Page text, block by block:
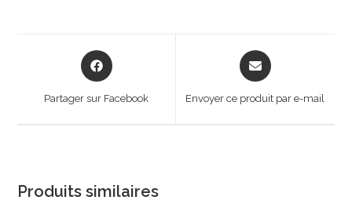
Opens
in
Partager sur Facebook
Opens
in
new
Envoyer ce produit par e-mail
Produits similaires